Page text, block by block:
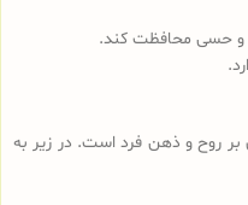
و حسی محافظت کند.
بر روح و ذهن فرد است. در زیر به